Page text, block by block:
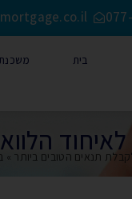
בית
תנאים הטובים ביותר »